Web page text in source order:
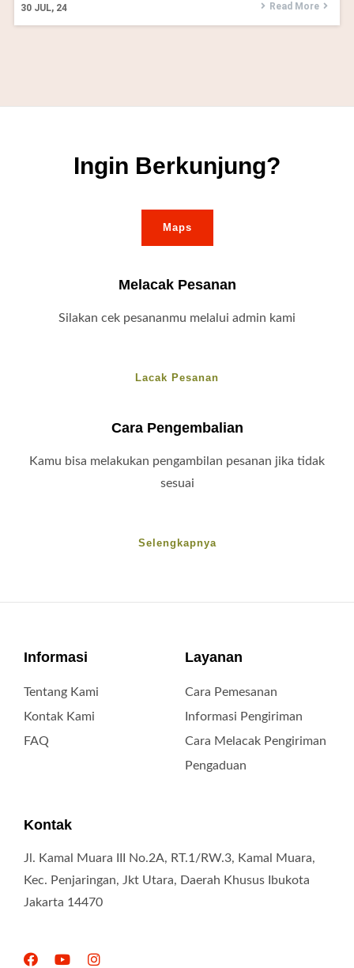
30 JUL, 24 Read More
Ingin Berkunjung?
Maps
Melacak Pesanan
Silakan cek pesananmu melalui admin kami
Lacak Pesanan
Cara Pengembalian
Kamu bisa melakukan pengambilan pesanan jika tidak
sesuai
Selengkapnya
Informasi
Tentang Kami
Kontak Kami
FAQ
Layanan
Cara Pemesanan
Informasi Pengiriman
Cara Melacak Pengiriman
Pengaduan
Kontak
Jl. Kamal Muara III No.2A, RT.1/RW.3, Kamal Muara,
Kec. Penjaringan, Jkt Utara, Daerah Khusus Ibukota
Jakarta 14470